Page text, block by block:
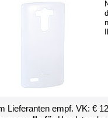
Lie­fe­ran­ten empf. VK: €